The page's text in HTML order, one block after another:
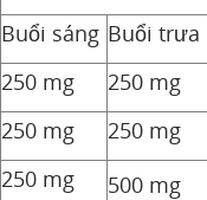
Buổi sáng Buổi trưa
250 mg
250 mg
250 mg
250 mg
250 mg
500 mg